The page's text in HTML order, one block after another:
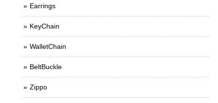
Earrings
KeyChain
WalletChain
BeltBuckle
Zippo